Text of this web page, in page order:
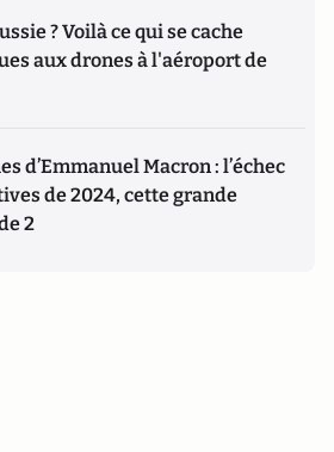
? Voilà ce qui se cache
aux drones à l'aéroport de
d’Emmanuel Macron : l’échec
de 2024, cette grande
2